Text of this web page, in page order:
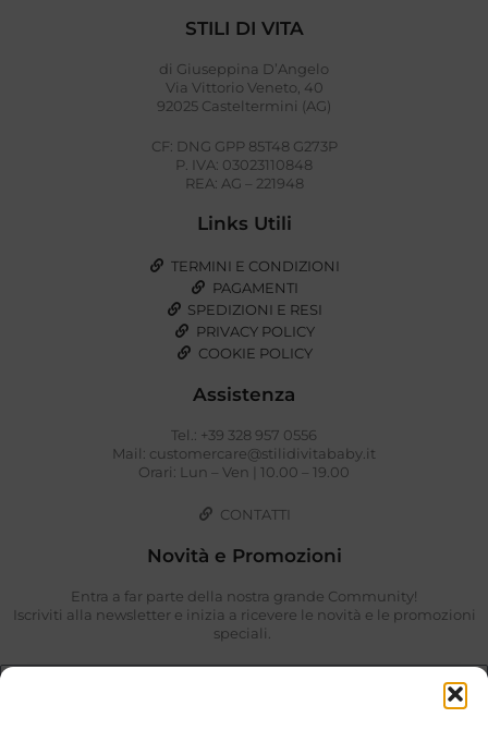
STILI DI VITA
di Giuseppina D’Angelo
Via Vittorio Veneto, 40
92025 Casteltermini (AG)
CF: DNG GPP 85T48 G273P
P. IVA: 03023110848
REA: AG – 221948
Links Utili
TERMINI E CONDIZIONI
PAGAMENTI
SPEDIZIONI E RESI
PRIVACY POLICY
COOKIE POLICY
Assistenza
Tel.: +39 328 957 0556
Mail: customercare@stilidivitababy.it
Orari: Lun – Ven | 10.00 – 19.00
CONTATTI
Novità e Promozioni
Entra a far parte della nostra grande Community!
Iscriviti alla newsletter e inizia a ricevere le novità e le promozioni
speciali.